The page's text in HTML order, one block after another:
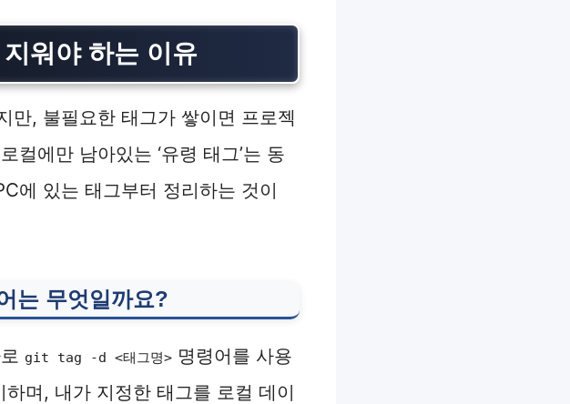
워야 하는 이유
만, 불필요한 태그가 쌓이면 프로젝
컬에만 남아있는 ‘유령 태그’는 동
에 있는 태그부터 정리하는 것이
는 무엇일까요?
git tag -d <태그명> 명령어를 사용
하며, 내가 지정한 태그를 로컬 데이